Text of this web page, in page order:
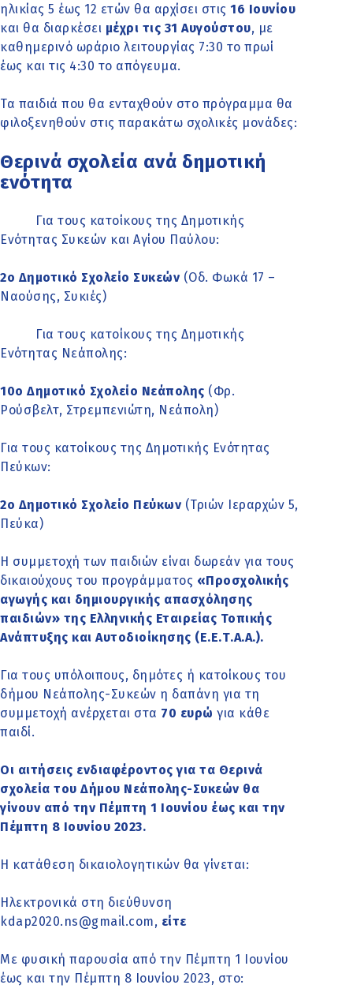
ηλικίας 5 έως 12 ετών θα αρχίσει στις 16 Ιουνίου
και θα διαρκέσει μέχρι τις 31 Αυγούστου, με
καθημερινό ωράριο λειτουργίας 7:30 το πρωί
έως και τις 4:30 το απόγευμα.
Τα παιδιά που θα ενταχθούν στο πρόγραμμα θα
φιλοξενηθούν στις παρακάτω σχολικές μονάδες:
Θερινά σχολεία ανά δημοτική
ενότητα
Για τους κατοίκους της Δημοτικής
Ενότητας Συκεών και Αγίου Παύλου:
2ο Δημοτικό Σχολείο Συκεών (Οδ. Φωκά 17 –
Ναούσης, Συκιές)
Για τους κατοίκους της Δημοτικής
Ενότητας Νεάπολης:
10ο Δημοτικό Σχολείο Νεάπολης (Φρ.
Ρούσβελτ, Στρεμπενιώτη, Νεάπολη)
Για τους κατοίκους της Δημοτικής Ενότητας
Πεύκων:
2ο Δημοτικό Σχολείο Πεύκων (Τριών Ιεραρχών 5,
Πεύκα)
Η συμμετοχή των παιδιών είναι δωρεάν για τους
δικαιούχους του προγράμματος «Προσχολικής
αγωγής και δημιουργικής απασχόλησης
παιδιών» της Ελληνικής Εταιρείας Τοπικής
Ανάπτυξης και Αυτοδιοίκησης (Ε.Ε.Τ.Α.Α.).
Για τους υπόλοιπους, δημότες ή κατοίκους του
δήμου Νεάπολης-Συκεών η δαπάνη για τη
συμμετοχή ανέρχεται στα 70 ευρώ για κάθε
παιδί.
Οι αιτήσεις ενδιαφέροντος για τα Θερινά
σχολεία του Δήμου Νεάπολης-Συκεών θα
γίνουν από την Πέμπτη 1 Ιουνίου έως και την
Πέμπτη 8 Ιουνίου 2023.
Η κατάθεση δικαιολογητικών θα γίνεται:
Ηλεκτρονικά στη διεύθυνση
kdap2020.ns@gmail.com, είτε
Με φυσική παρουσία από την Πέμπτη 1 Ιουνίου
έως και την Πέμπτη 8 Ιουνίου 2023, στο: